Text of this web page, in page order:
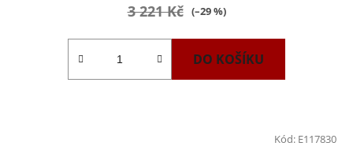
3 221 Kč (–29 %)
DO KOŠÍKU
Kód: E117830